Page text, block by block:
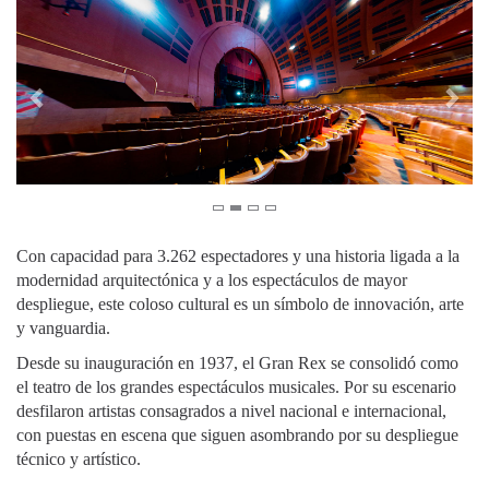
Con capacidad para 3.262 espectadores y una historia ligada a la
modernidad arquitectónica y a los espectáculos de mayor
despliegue, este coloso cultural es un símbolo de innovación, arte
y vanguardia.
Desde su inauguración en 1937, el Gran Rex se consolidó como
el teatro de los grandes espectáculos musicales. Por su escenario
desfilaron artistas consagrados a nivel nacional e internacional,
con puestas en escena que siguen asombrando por su despliegue
técnico y artístico.